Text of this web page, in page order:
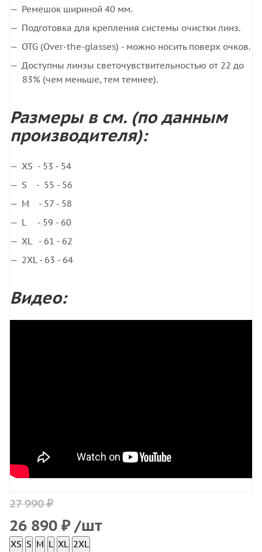
Ремешок шириной 40 мм.
Подготовка для крепления системы очистки линз.
OTG (Over-the-glasses) - можно носить поверх очков.
Доступны линзы светочувствительностью от 22 до
83% (чем меньше, тем темнее).
Размеры в см. (по данным
производителя):
XS - 53 - 54
S - 55 - 56
M - 57 - 58
L - 59 - 60
XL - 61 - 62
2XL - 63 - 64
Видео:
27 990 ₽
26 890 ₽ /шт
XS S M L XL 2XL